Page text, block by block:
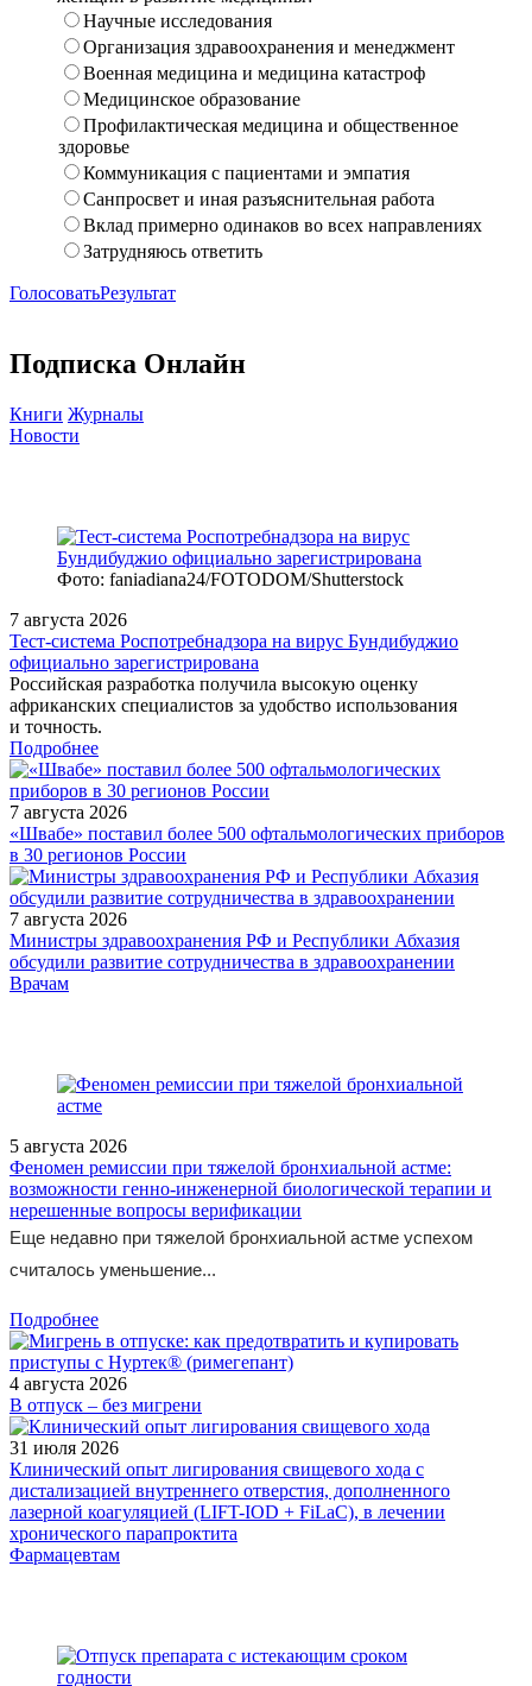
Научные исследования
Организация здравоохранения и менеджмент
Военная медицина и медицина катастроф
Медицинское образование
Профилактическая медицина и общественное
здоровье
Коммуникация с пациентами и эмпатия
Санпросвет и иная разъяснительная работа
Вклад примерно одинаков во всех направлениях
Затрудняюсь ответить
ГолосоватьРезультат
Подписка Онлайн
Книги Журналы
Новости
Фото: faniadiana24/FOTODOM/Shutterstock
7 августа 2026
Тест‑система Роспотребнадзора на вирус Бундибуджио
официально зарегистрирована
Российская разработка получила высокую оценку
африканских специалистов за удобство использования
и точность.
Подробнее
7 августа 2026
«Швабе» поставил более 500 офтальмологических приборов
в 30 регионов России
7 августа 2026
Министры здравоохранения РФ и Республики Абхазия
обсудили развитие сотрудничества в здравоохранении
/doctor/pulmonology/novyy-vzglyad-na-etiologiyu-i-
Врачам
5 августа 2026
Феномен ремиссии при тяжелой бронхиальной астме:
возможности генно-инженерной биологической терапии и
нерешенные вопросы верификации
Еще недавно при тяжелой бронхиальной астме успехом
считалось уменьшение...
Подробнее
4 августа 2026
В отпуск – без мигрени
31 июля 2026
Клинический опыт лигирования свищевого хода с
дистализацией внутреннего отверстия, дополненного
лазерной коагуляцией (LIFT-IOD + FiLaC), в лечении
хронического парапроктита
Фармацевтам